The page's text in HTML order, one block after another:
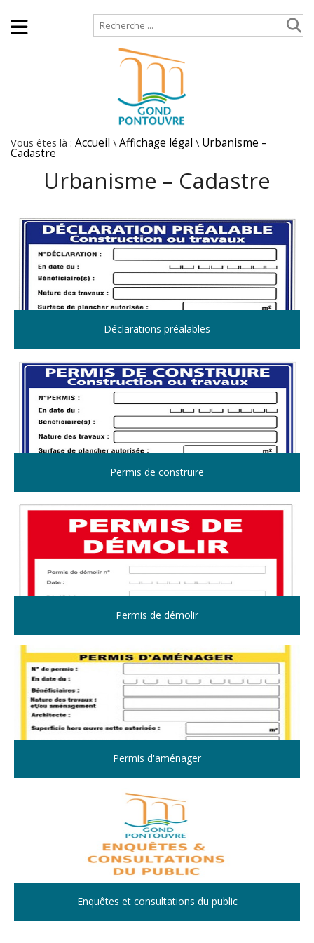
Vous êtes là : Accueil \ Affichage légal \ Urbanisme –
Cadastre
Urbanisme – Cadastre
Déclarations préalables
Permis de construire
Permis de démolir
Permis d'aménager
Enquêtes et consultations du public